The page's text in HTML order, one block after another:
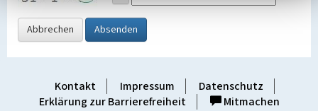
Abbrechen Absenden
Kontakt Impressum
Datenschutz
Erklärung zur Barrierefreiheit
Mitmachen